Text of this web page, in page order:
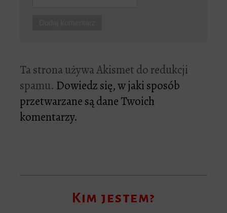
Ta strona używa Akismet do redukcji
spamu. Dowiedz się, w jaki sposób
przetwarzane są dane Twoich
komentarzy.
Kim jestem?